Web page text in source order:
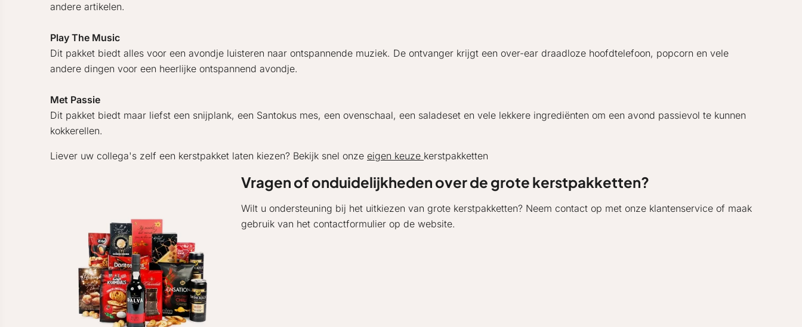
andere artikelen.
Play The Music
Dit pakket biedt alles voor een avondje luisteren naar ontspannende muziek. De ontvanger krijgt een over-ear draadloze hoofdtelefoon, popcorn en vele
andere dingen voor een heerlijke ontspannend avondje.
Met Passie
Dit pakket biedt maar liefst een snijplank, een Santokus mes, een ovenschaal, een saladeset en vele lekkere ingrediënten om een avond passievol te kunnen
kokkerellen.
Liever uw collega's zelf een kerstpakket laten kiezen? Bekijk snel onze eigen keuze kerstpakketten
Vragen of onduidelijkheden over de grote kerstpakketten?
Wilt u ondersteuning bij het uitkiezen van grote kerstpakketten? Neem contact op met onze klantenservice of maak
gebruik van het contactformulier op de website.